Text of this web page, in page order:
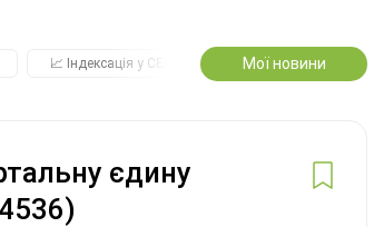
📈 Індексація у СЕРПНІ 2️⃣0️⃣2️⃣7️⃣ Усі
Мої новини
єдину